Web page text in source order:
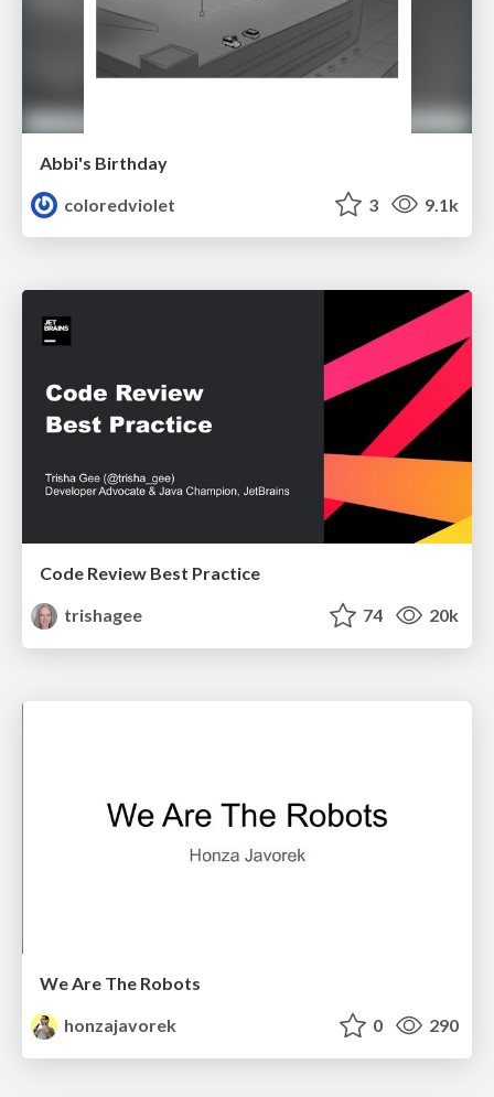
Abbi's Birthday
coloredviolet
3 9.1k
Code Review Best Practice
trishagee
74 20k
We Are The Robots
honzajavorek
0 290